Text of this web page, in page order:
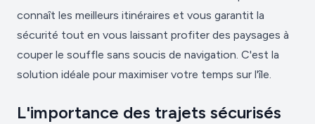
connaît les meilleurs itinéraires et vous garantit la
sécurité tout en vous laissant profiter des paysages à
couper le souffle sans soucis de navigation. C'est la
solution idéale pour maximiser votre temps sur l'île.
L'importance des trajets sécurisés